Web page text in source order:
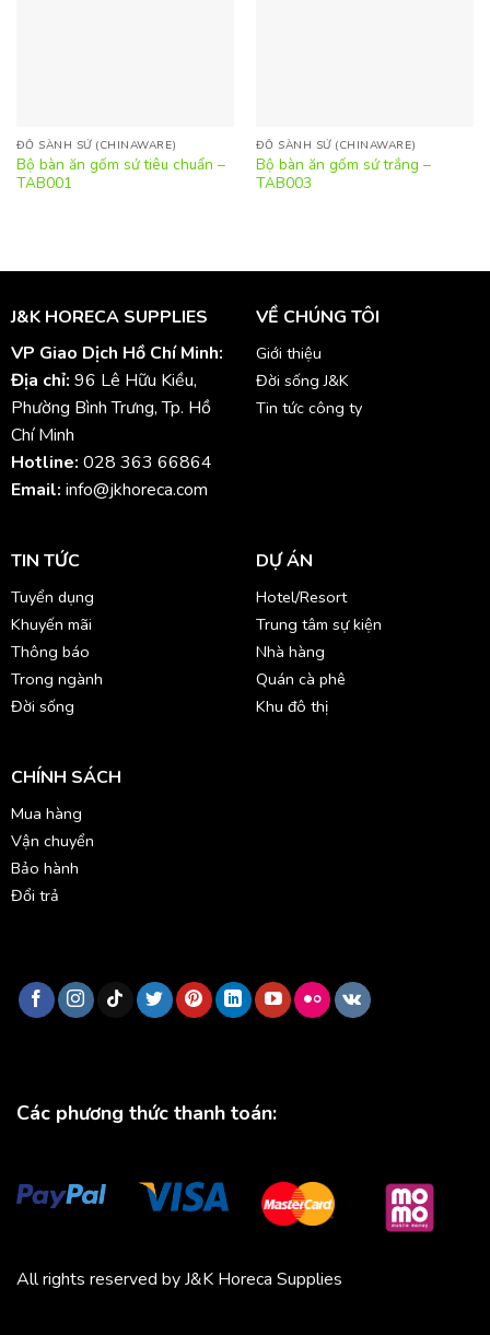
ĐỒ SÀNH SỨ (CHINAWARE)
Bộ bàn ăn gốm sứ tiêu chuẩn –
TAB001
ĐỒ SÀNH SỨ (CHINAWARE)
Bộ bàn ăn gốm sứ trắng –
TAB003
J&K HORECA SUPPLIES
VP Giao Dịch Hồ Chí Minh:
Địa chỉ: 96 Lê Hữu Kiều,
Phường Bình Trưng, Tp. Hồ
Chí Minh
Hotline: 028 363 66864
Email: info@jkhoreca.com
VỀ CHÚNG TÔI
Giới thiệu
Đời sống J&K
Tin tức công ty
TIN TỨC
Tuyển dụng
Khuyến mãi
Thông báo
Trong ngành
Đời sống
DỰ ÁN
Hotel/Resort
Trung tâm sự kiện
Nhà hàng
Quán cà phê
Khu đô thị
CHÍNH SÁCH
Mua hàng
Vận chuyển
Bảo hành
Đổi trả
Các phương thức thanh toán:
All rights reserved by J&K Horeca Supplies